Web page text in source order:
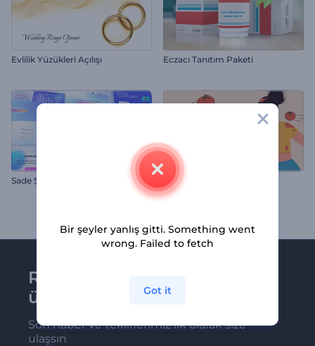
Evlilik Yüzükleri Açılışı Eczacı Tanıtım Paketi
Sade Şirket Sunumu La Tomatina Animasyonları
Renderforest bültenine
üye olun
Son haber ve tekliflerimiz ilk olarak size
ulaşsın
Bir şeyler yanlış gitti. Something went
wrong. Failed to fetch
Got it